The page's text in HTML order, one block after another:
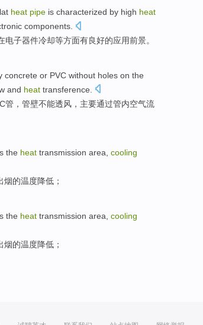
heat pipe is characterized by high heat
components
电子器件冷却等方面有良好的应用前景。
concrete or PVC without holes on the
and heat transference.
管， 管壁不能透风，主要通过管内空气流
the heat transmission area, cooling
烟的温度降低 ；
the heat transmission area cooling
烟的温度降低 ；